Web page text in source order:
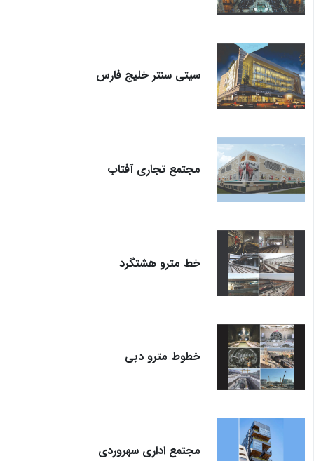
سیتی سنتر خلیج فارس
مجتمع تجاری آفتاب
خط مترو هشتگرد
خطوط مترو دبی
مجتمع اداری سهروردی